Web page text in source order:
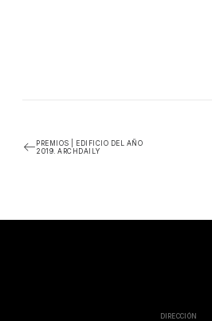
PREMIOS | EDIFICIO DEL AÑO
2019. ARCHDAILY
DIRECCIÓN